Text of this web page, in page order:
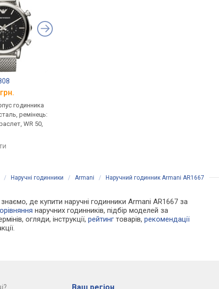
годинника
ремінець:
WR 50,
/ Наручні годинники / Armani / Наручний годинник Armani AR1667
де купити наручні годинники Armani AR1667 за
наручних годинників, підбір моделей за
огляди, інструкції,рейтинг товарів,рекомендації